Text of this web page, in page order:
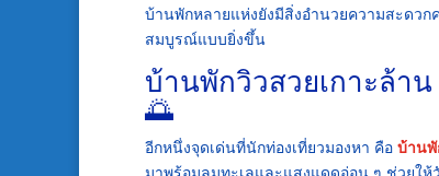
บ้านพักหลายแห่งยังมีสิ่งอำนวยความสะดวก
สมบูรณ์แบบยิ่งขึ้น
บ้านพักวิวสวยเกาะล้า
🌅
อีกหนึ่งจุดเด่นที่นักท่องเที่ยวมองหา คือ บ้านพั